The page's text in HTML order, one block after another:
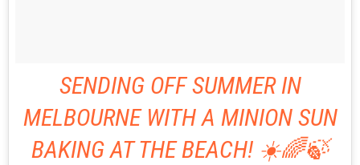
SENDING OFF SUMMER IN
MELBOURNE WITH A MINION SUN
BAKING AT THE BEACH! ☀️🌈🍃